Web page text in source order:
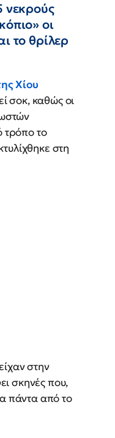
νεκρούς
οι
το θρίλερ
Χίου
σοκ, καθώς οι
το
στη
στην
σκηνές που,
πάντα από το